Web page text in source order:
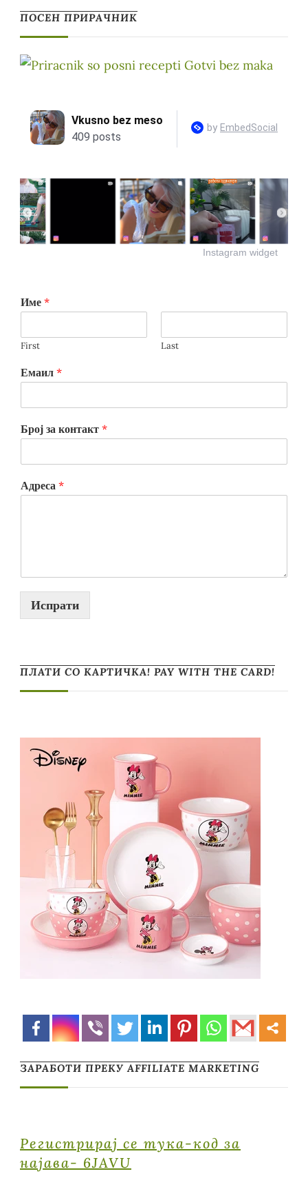
ПОСЕН ПРИРАЧНИК
Instagram widget
Име *
First Last
Емаил *
Број за контакт *
Адреса *
Испрати
ПЛАТИ СО КАРТИЧКА! PAY WITH THE CARD!
ЗАРАБОТИ ПРЕКУ AFFILIATE MARKETING
Регистрирај се тука-код за
најава- 6JAVU